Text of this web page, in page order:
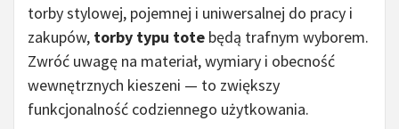
torby stylowej, pojemnej i uniwersalnej do pracy i
zakupów, torby typu tote będą trafnym wyborem.
Zwróć uwagę na materiał, wymiary i obecność
wewnętrznych kieszeni — to zwiększy
funkcjonalność codziennego użytkowania.